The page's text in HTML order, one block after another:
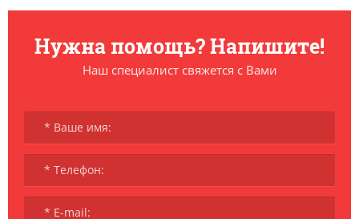
Нужна помощь? Напишите!
Наш специалист свяжется с Вами